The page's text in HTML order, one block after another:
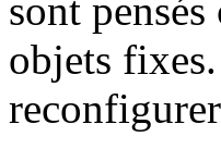
sont
objets